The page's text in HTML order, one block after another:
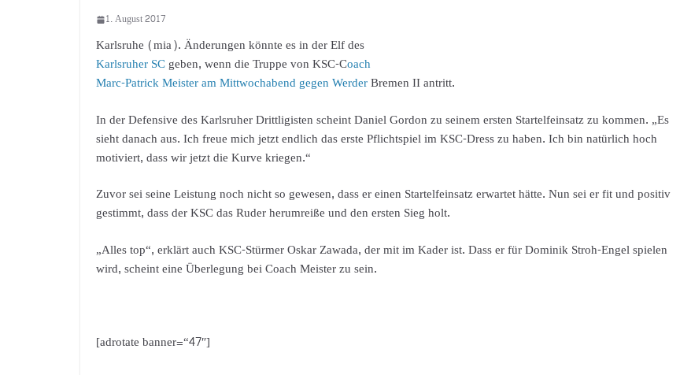
1. August 2017
Karlsruhe (mia). Änderungen könnte es in der Elf des
Karlsruher SCgeben, wenn die Truppe von KSC-Coach
Marc-Patrick Meister am Mittwochabend gegen WerderBremen II antritt.
In der Defensive des Karlsruher Drittligisten scheint Daniel Gordon zu seinem ersten Startelfeinsatz zu kommen. „Es
sieht danach aus. Ich freue mich jetzt endlich das erste Pflichtspiel im KSC-Dress zu haben. Ich bin natürlich hoch
motiviert, dass wir jetzt die Kurve kriegen.“
Zuvor sei seine Leistung noch nicht so gewesen, dass er einen Startelfeinsatz erwartet hätte. Nun sei er fit und positiv
gestimmt, dass der KSC das Ruder herumreiße und den ersten Sieg holt.
„Alles top“, erklärt auch KSC-Stürmer Oskar Zawada, der mit im Kader ist. Dass er für Dominik Stroh-Engel spielen
wird, scheint eine Überlegung bei Coach Meister zu sein.
[adrotate banner=“47″]